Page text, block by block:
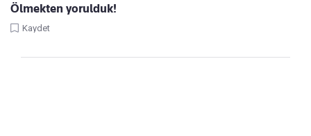
Ölmekten yorulduk!
Kaydet